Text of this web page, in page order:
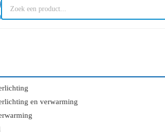
en verwarming